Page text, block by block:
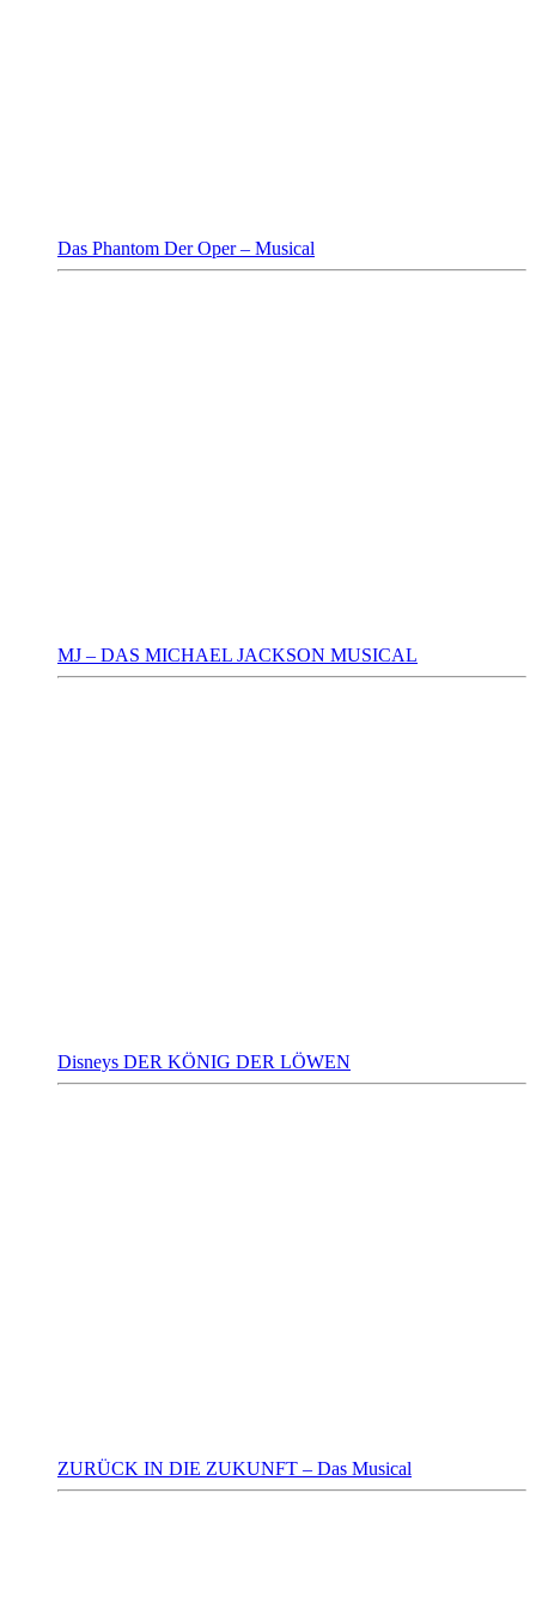
Das Phantom Der Oper – Musical
MJ – DAS MICHAEL JACKSON MUSICAL
Disneys DER KÖNIG DER LÖWEN
ZURÜCK IN DIE ZUKUNFT – Das Musical